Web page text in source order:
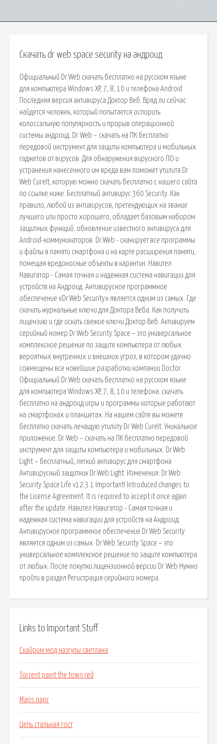
Скачать dr web space security на андроид
Официальный Dr.Web скачать бесплатно на русском языке
для компьютера Windows XP, 7, 8, 10 и телефона Android.
Последняя версия антивируса Доктор Веб. Вряд ли сейчас
найдется человек, который попытается оспорить
колоссальную популярность и прорыв операционной
системы андроид. Dr Web – скачать на ПК бесплатно
передовой инструмент для защиты компьютера и мобильных
гаджетов от вирусов. Для обнаружения вирусного ПО и
устранения нанесенного им вреда вам поможет утилита Dr
Web CureIt, которую можно скачать бесплатно с нашего сайта
по ссылке ниже. Бесплатный антивирус 360 Security. Как
правило, любой из антивирусов, претендующих на звание
лучшего или просто хорошего, обладает базовым набором
защитных функций. обновление известного антивируса для
Android-коммуникаторов. Dr.Web - сканирует все программы
и файлы в памяти смартфона и на карте расширения памяти,
помещая вредоносные объекты в карантин. Навител
Навигатор - Самая точная и надежная система навигации для
устройств на Андроид. Антивирусное программное
обеспечение «Dr.Web Security» является одним из самых. Где
скачать журнальные ключи для Доктора Веба. Как получить
лицензию и где искать свежие ключи Доктор Веб. Активируем
серийный номер Dr.Web Security Space – это универсальное
комплексное решение по защите компьютера от любых
вероятных внутренних и внешних угроз, в котором удачно
совмещены все новейшие разработки компании Doctor.
Официальный Dr.Web скачать бесплатно на русском языке
для компьютера Windows XP, 7, 8, 10 и телефона. cкачать
бесплатно на андроид игры и программы которые работают
на смартфонах и планшетах. На нашем сайте вы можете
бесплатно скачать лечащую утилиту Dr Web CureIt. Уникальное
приложение. Dr Web – скачать на ПК бесплатно передовой
инструмент для защиты компьютера и мобильных. Dr.Web
Light – бесплатный, легкий антивирус для смартфона
Антивирусный защитник Dr.Web Light. Изменения: Dr.Web
Security Space Life v12.3.1 Important! Introduced changes to
the License Agreement. It is required to accept it once again
after the update. Навител Навигатор - Самая точная и
надежная система навигации для устройств на Андроид.
Антивирусное программное обеспечение Dr.Web Security
является одним из самых. Dr.Web Security Space – это
универсальное комплексное решение по защите компьютера
от любых. После покупки лицензионной версии Dr Web Нужно
пройти в раздел Регистрация серийного номера.
Links to Important Stuff
Скайрим мод назгулы светлана
Torrent paint the town red
Maps napr
Цепь стальная гост